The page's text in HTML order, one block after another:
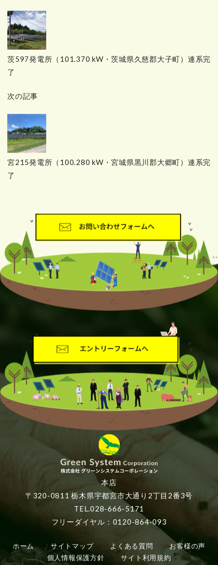
茨597発電所（101.370 kW・茨城県久慈郡大子町）連系完
了
次の記事
宮215発電所（100.280 kW・宮城県黒川郡大郷町）連系完
了
本店
〒320-0811 栃木県宇都宮市大通り2丁目2番3号
TEL.028-666-5171
フリーダイヤル：0120-864-093
ホーム サイトマップ よくある質問
お客様の声
個人情報保護方針
サイト利用規約